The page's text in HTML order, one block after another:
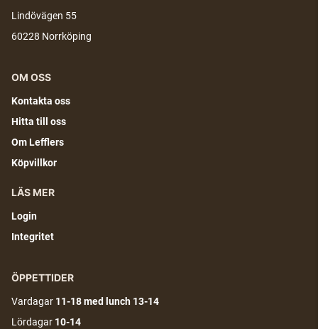
Lindövägen 55
60228 Norrköping
OM OSS
Kontakta oss
Hitta till oss
Om Lefflers
Köpvillkor
LÄS MER
Login
Integritet
ÖPPETTIDER
Vardagar 11-18med lunch 13-14
Lördagar 10-14